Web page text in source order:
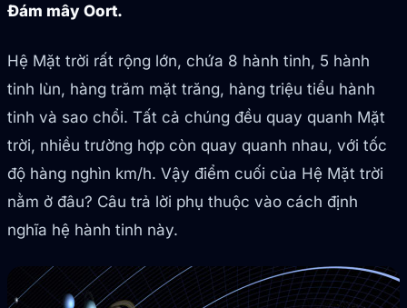
Đám mây Oort.
Hệ Mặt trời rất rộng lớn, chứa 8 hành tinh, 5 hành
tinh lùn, hàng trăm mặt trăng, hàng triệu tiểu hành
tinh và sao chổi. Tất cả chúng đều quay quanh Mặt
trời, nhiều trường hợp còn quay quanh nhau, với tốc
độ hàng nghìn km/h. Vậy điểm cuối của Hệ Mặt trời
nằm ở đâu? Câu trả lời phụ thuộc vào cách định
nghĩa hệ hành tinh này.